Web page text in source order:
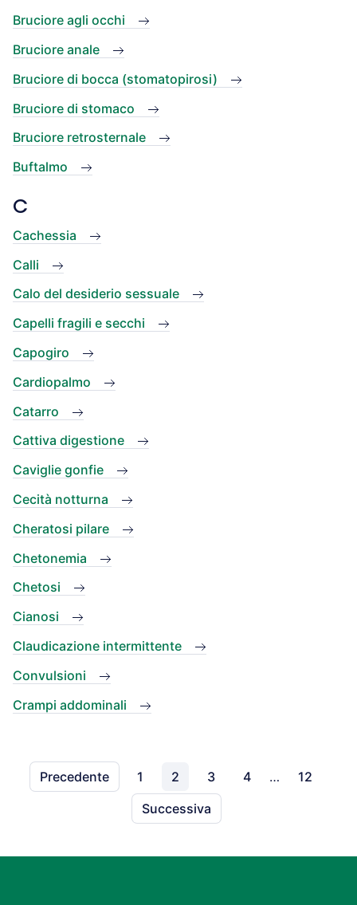
Bruciore agli occhi
Bruciore anale
Bruciore di bocca (stomatopirosi)
Bruciore di stomaco
Bruciore retrosternale
Buftalmo
C
Cachessia
Calli
Calo del desiderio sessuale
Capelli fragili e secchi
Capogiro
Cardiopalmo
Catarro
Cattiva digestione
Caviglie gonfie
Cecità notturna
Cheratosi pilare
Chetonemia
Chetosi
Cianosi
Claudicazione intermittente
Convulsioni
Crampi addominali
Precedente 1 2 3 4 …
12
Successiva